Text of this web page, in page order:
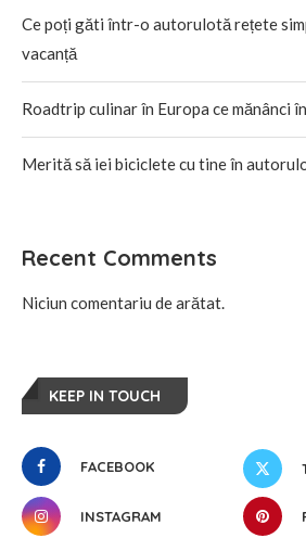
Ce poți găti într-o autorulotă rețete
vacanță
Roadtrip culinar în Europa ce mănânci
Merită să iei biciclete cu tine în
Recent Comments
Niciun comentariu de arătat.
KEEP IN TOUCH
FACEBOOK
INSTAGRAM